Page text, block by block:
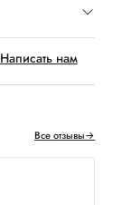
Написать нам
Все отзывы→